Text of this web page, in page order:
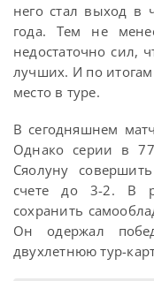
него стал выход в
года. Тем не
недостаточно сил,
лучших. И по
место в туре.
В сегодняшнем
Однако серии в
Сяолуну
счете до 3-2. В
сохранить
Он одержал
двухлетнюю тур-